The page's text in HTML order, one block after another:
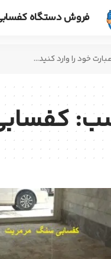
فروش دستگاه کفسابی